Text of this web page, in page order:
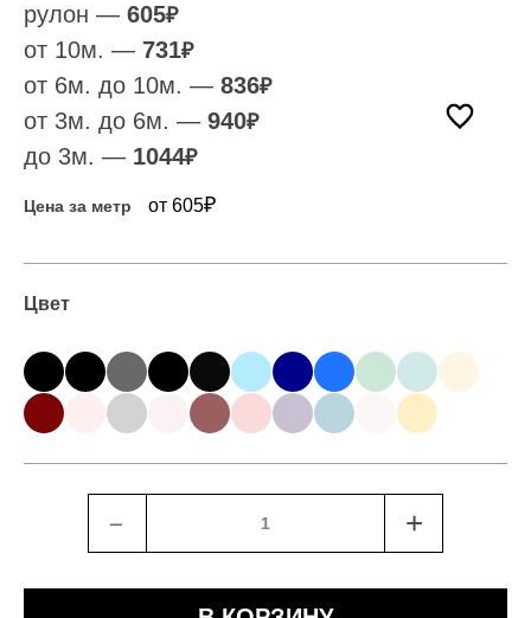
рулон — 605₽
от 10м. — 731₽
от 6м. до 10м. — 836₽
от 3м. до 6м. — 940₽
до 3м. — 1044₽
Цена за метр от 605₽
Цвет
﹣ +